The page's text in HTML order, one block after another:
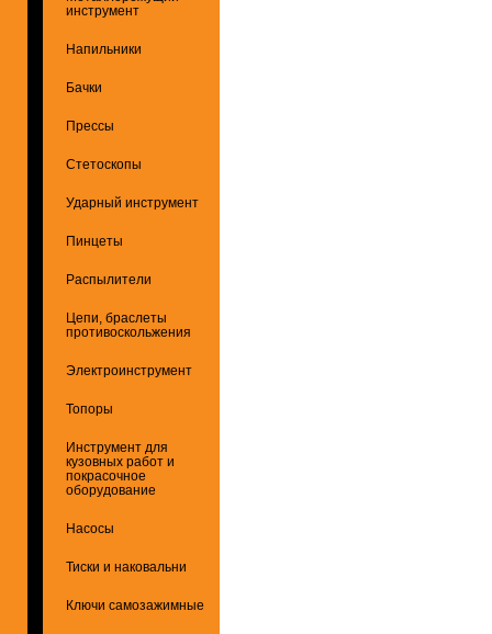
инструмент
Напильники
Бачки
Прессы
Стетоскопы
Ударный инструмент
Пинцеты
Распылители
Цепи, браслеты
противоскольжения
Электроинструмент
Топоры
Инструмент для
кузовных работ и
покрасочное
оборудование
Насосы
Тиски и наковальни
Ключи самозажимные